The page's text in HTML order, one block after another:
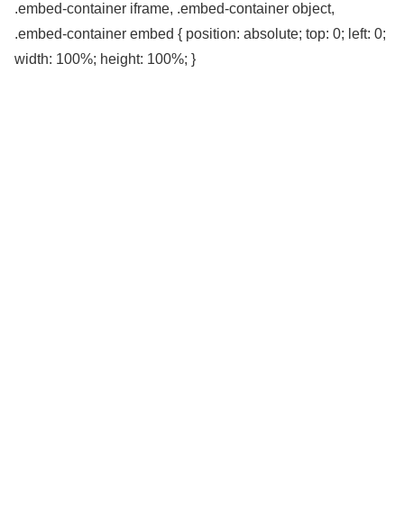
.embed-container iframe, .embed-container object,
.embed-container embed { position: absolute; top: 0; left: 0;
width: 100%; height: 100%; }